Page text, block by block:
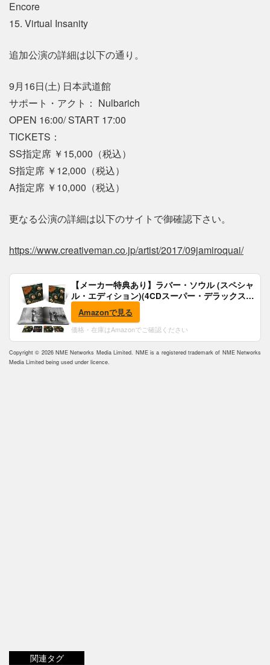
Encore
15. Virtual Insanity
追加公演の詳細は以下の通り。
9月16日(土) 日本武道館
サポート・アクト： Nulbarich
OPEN 16:00/ START 17:00
TICKETS：
SS指定席 ￥15,000（税込）
S指定席 ￥12,000（税込）
A指定席 ￥10,000（税込）
更なる公演の詳細は以下のサイトで御確認下さい。
https://www.creativeman.co.jp/artist/2017/09jamiroquai/
【メーカー特典あり】ラバー・ソウル (スペシャ
ル・エディション)(4CDスーパー・デラックス)
(完全生産限定盤)(SHM-CD)(特典:B2ポスター付)
Amazonで見る
価格・在庫はAmazonでご確認ください
Copyright © 2026 NME Networks Media Limited. NME is a registered trademark of NME Networks
Media Limited being used under licence.
関連タグ